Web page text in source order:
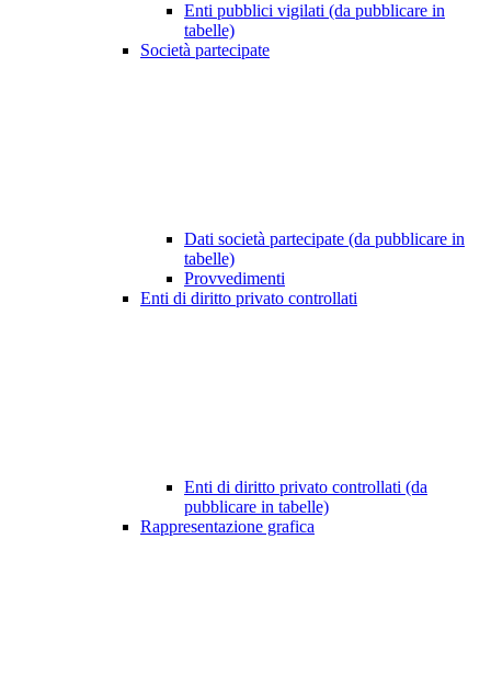
Enti pubblici vigilati (da pubblicare in
tabelle)
Società partecipate
Dati società partecipate (da pubblicare in
tabelle)
Provvedimenti
Enti di diritto privato controllati
Enti di diritto privato controllati (da
pubblicare in tabelle)
Rappresentazione grafica